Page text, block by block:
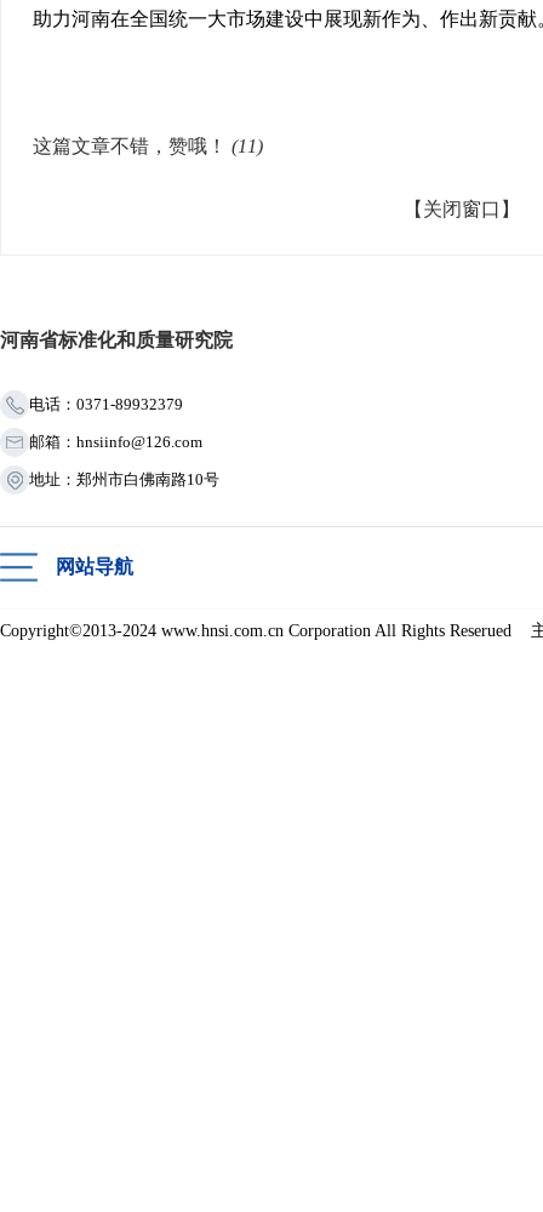
助力河南在全国统一大市场建设中展现新作为、作出新贡献
这篇文章不错，赞哦！ (11)
【关闭窗口】
河南省标准化和质量研究院
电话：0371-89932379
邮箱：hnsiinfo@126.com
地址：郑州市白佛南路10号
网站导航
Copyright©2013-2024 www.hnsi.com.cn Corporation All Rights